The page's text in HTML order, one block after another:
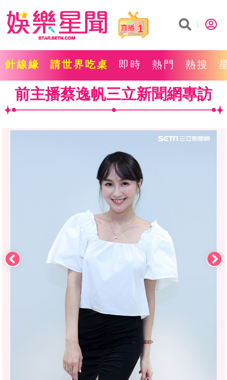
1
針線緣 請世界吃桌 即時 熱門 熱搜
前主播蔡逸帆三立新聞網專訪